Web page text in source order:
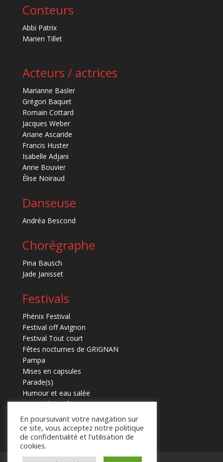
Conteurs
Abbi Patrix
Marien Tillet
Acteurs / actrices
Marianne Basler
Grégori Baquet
Romain Cottard
Jacques Weber
Ariane Ascaride
Francis Huster
Isabelle Adjani
Anne Bouvier
Élise Noiraud
Danseuse
Andréa Bescond
Chorégraphe
Pina Bausch
Jade Janisset
Festivals
Phénix Festival
Festival off Avignon
Festival Tout court
Fêtes nocturnes de GRIGNAN
Pampa
Mises en capsules
Parade(s)
Humour et eau salée
Marmaille en fugues
En poursuivant votre navigation sur
ce site, vous acceptez notre politique
de confidentialité et l'utilisation de
cookies.